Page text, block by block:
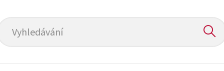
Vyhledávání